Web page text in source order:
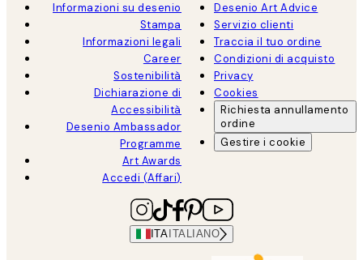
Informazioni su desenio
Stampa
Informazioni legali
Career
Sostenibilità
Dichiarazione di
Accessibilità
Desenio Ambassador
Programme
Art Awards
Accedi (Affari)
Desenio Art Advice
Servizio clienti
Traccia il tuo ordine
Condizioni di acquisto
Privacy
Cookies
Richiesta annullamento
ordine
Gestire i cookie
ITA ITALIANO